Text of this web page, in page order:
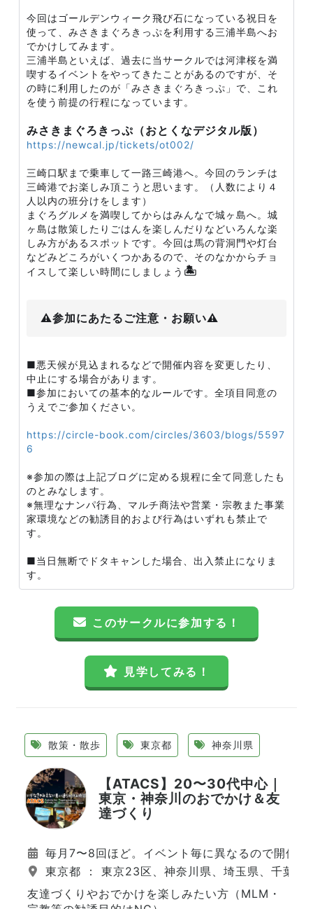
今回はゴールデンウィーク飛び石になっている祝日を
使って、みさきまぐろきっぷを利用する三浦半島へお
でかけしてみます。
三浦半島といえば、過去に当サークルでは河津桜を満
喫するイベントをやってきたことがあるのですが、そ
の時に利用したのが「みさきまぐろきっぷ」で、これ
を使う前提の行程になっています。
みさきまぐろきっぷ（おとくなデジタル版）
https://newcal.jp/tickets/ot002/
三崎口駅まで乗車して一路三崎港へ。今回のランチは
三崎港でお楽しみ頂こうと思います。（人数により４
人以内の班分けをします）
まぐろグルメを満喫してからはみんなで城ヶ島へ。城
ヶ島は散策したりごはんを楽しんだりなどいろんな楽
しみ方があるスポットです。今回は馬の背洞門や灯台
などみどころがいくつかあるので、そのなかからチョ
イスして楽しい時間にしましょう 🏝️
⚠️参加にあたるご注意・お願い⚠️
■悪天候が見込まれるなどで開催内容を変更したり、
中止にする場合があります。
■参加においての基本的なルールです。全項目同意の
うえでご参加ください。
https://circle-book.com/circles/3603/blogs/5597
6
※参加の際は上記ブログに定める規程に全て同意したも
のとみなします。
※無理なナンパ行為、マルチ商法や営業・宗教また事業
家環境などの勧誘目的および行為はいずれも禁止で
す。
■当日無断でドタキャンした場合、出入禁止になりま
す。
このサークルに参加する！
見学してみる！
散策・散歩 東京都 神奈川県
【ATACS】20〜30代中心｜
東京・神奈川のおでかけ＆友
達づくり
毎月7〜8回ほど。イベント毎に異なるので開催
東京都 ： 東京23区、神奈川県、埼玉県、千葉県
友達づくりやおでかけを楽しみたい方（MLM・